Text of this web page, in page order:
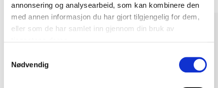
annonsering og analysearbeid, som kan kombinere den
med annen informasjon du har gjort tilgjengelig for dem,
eller som de har samlet inn gjennom din bruk av
Nødvendig